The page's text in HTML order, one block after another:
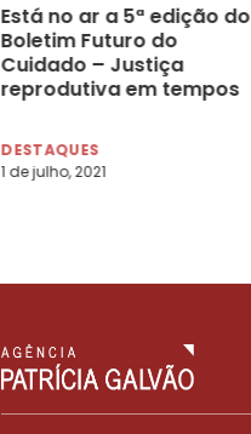
Está no ar a 5ª edição do
Boletim Futuro do
Cuidado – Justiça
reprodutiva em tempos
DESTAQUES
1 de julho, 2021